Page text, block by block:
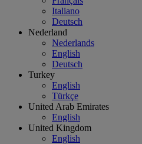
Italiano
Deutsch
Nederland
Nederlands
English
Deutsch
Turkey
English
Türkçe
United Arab Emirates
English
United Kingdom
English